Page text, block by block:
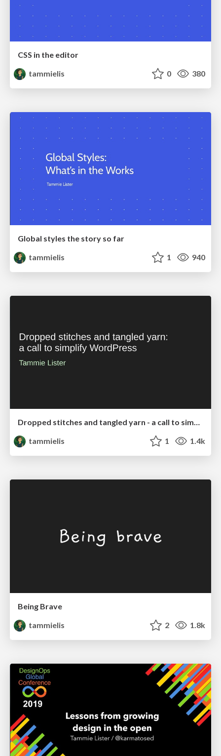
CSS in the editor
tammielis
0 380
Global styles the story so far
tammielis
1 940
Dropped stitches and tangled yarn - a call to simplify WordPress
tammielis
1 1.4k
Being Brave
tammielis
2 1.8k